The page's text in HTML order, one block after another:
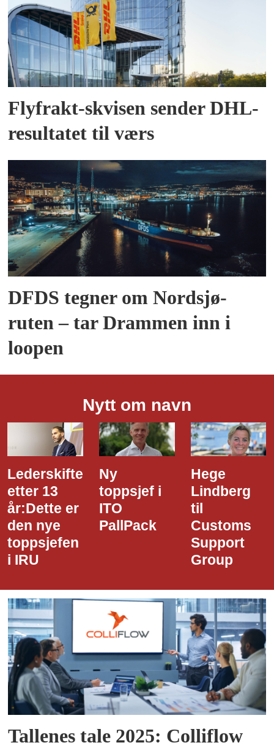
Flyfrakt-skvisen sender DHL-
resultatet til værs
DFDS tegner om Nordsjø-
ruten – tar Drammen inn i
loopen
Nytt om navn
Ny
toppsjef i
ITO
PallPack
Hege
Lindberg
til
Customs
Dette er
den nye
i Narvik
Havn
Tallenes tale 2025: Colliflow